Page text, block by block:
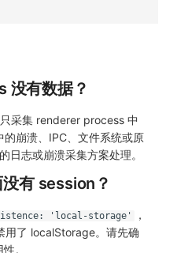
没有数据？
采集 renderer process 中
崩溃、IPC、文件系统或原
日志或崩溃采集方案处理。
有 session？
'local-storage'
，
用了 localStorage。请先确
。